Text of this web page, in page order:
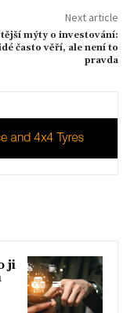
Next article
mýty o investování:
často věří, ale není to
pravda
ji